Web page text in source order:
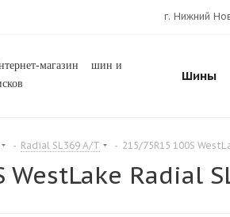
г. Нижний
магазин шин и
Шины
- Radial SL369 A/T - 215/75R15 100S
WestLake Radial